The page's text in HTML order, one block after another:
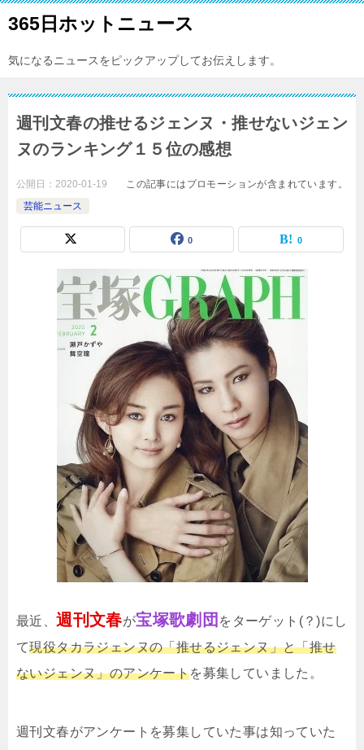
365日ホットニュース
気になるニュースをピックアップしてお伝えします。
週刊文春の推せるジェンヌ・推せないジェン
ヌのランキング１５位の感想
公開日： 2020-01-19
芸能ニュース
この記事にはプロモーションが含まれています。
0 0
最近、週刊文春が宝塚歌劇団 をターゲット(？)にし
て現役タカラジェンヌの「推せるジェンヌ」と「推せ
ないジェンヌ」のアンケートを募集していました。
週刊文春がアンケートを募集していた事は知っていた